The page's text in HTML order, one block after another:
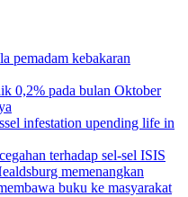
pemadam kebakaran
0,2% pada bulan Oktober
infestation upending life in
terhadap sel-sel ISIS
memenangkan
buku ke masyarakat